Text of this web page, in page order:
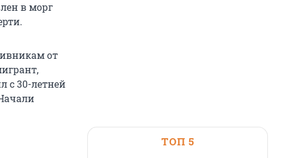
в морг
от
с 30-летней
ТОП 5